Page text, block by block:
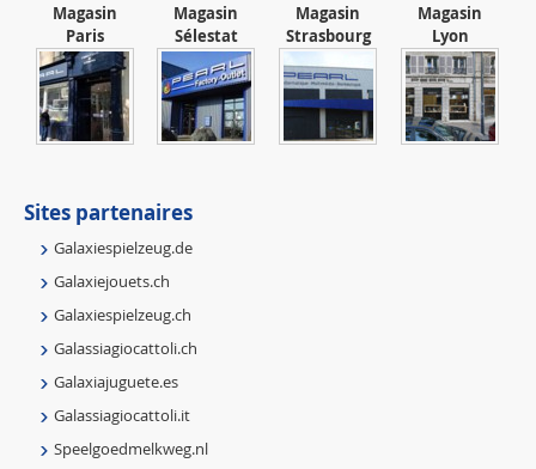
Magasin
Paris
Magasin
Sélestat
Magasin
Strasbourg
Magasin
Lyon
Sites partenaires
Galaxiespielzeug.de
Galaxiejouets.ch
Galaxiespielzeug.ch
Galassiagiocattoli.ch
Galaxiajuguete.es
Galassiagiocattoli.it
Speelgoedmelkweg.nl